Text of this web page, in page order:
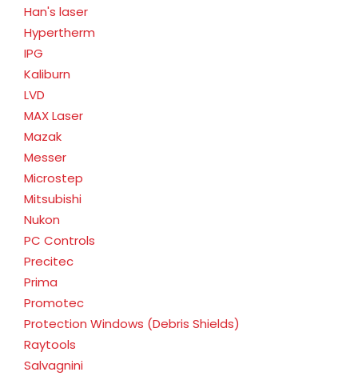
Han's laser
Hypertherm
IPG
Kaliburn
LVD
MAX Laser
Mazak
Messer
Microstep
Mitsubishi
Nukon
PC Controls
Precitec
Prima
Promotec
Protection Windows (Debris Shields)
Raytools
Salvagnini